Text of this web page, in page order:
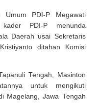
PDI-P Megawati
PDI-P menunda
Daerah usai Sekretaris
ditahan Komisi
Tengah, Masinton
untuk mengikuti
Magelang, Jawa Tengah